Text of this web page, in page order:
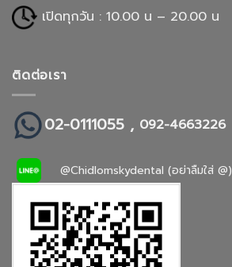
เปิดทุกวัน : 10.00 น – 20.00 น
ติดต่อเรา
02-0111055 , 092-4663226
@Chidlomskydental (อย่าลืมใส่ @)